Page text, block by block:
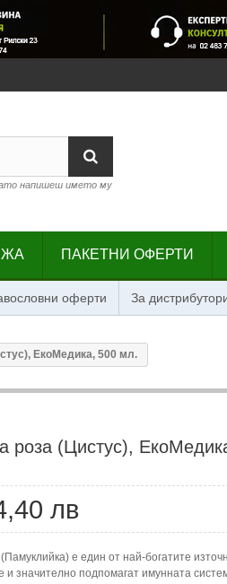
напишеш името му
ПАКЕТНИ ОФЕРТИ
оферти За
ЕкоМедика, 500 мл.
роза (Цистус),
лв
е един от най-богатите
и значително подпомагат имунната